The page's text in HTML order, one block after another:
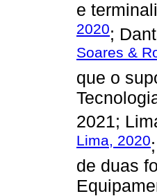
e
2020;
Soares &
que o
2021;
Lima, 2020
de duas